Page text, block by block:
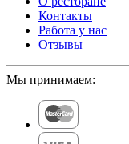
Контакты
Работа у нас
Отзывы
Мы принимаем: